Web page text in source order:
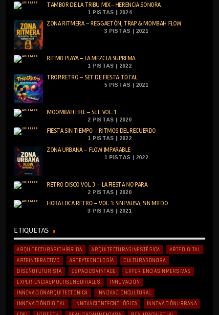
TAMBOR DE LA TRIBU MIX– HERENCIA SONORA
1 PISTAS | 2024
ZONA RITMERA – REGGAETÓN, TRAP & MOMBAH FLOW
3 PISTAS | 2021
RITMO PLAYA – LA MEZCLA SUPREMA
1 PISTAS | 2022
TROPIRETRO – SET DE FIESTA TOTAL
5 PISTAS | 2021
MOOMBAH FIRE – SET VOL. 1
2 PISTAS | 2020
FIESTA SIN TIEMPO – RITMOS DEL RECUERDO
1 PISTAS | 2022
ZONA URBANA – FLOW IMPARABLE
1 PISTAS | 2022
RETRO DISCO VOL. 3 – LA FIESTA NO PARA
2 PISTAS | 2020
HORA LOCA RETRO – VOL. 1: SIN PAUSA, SIN MIEDO
3 PISTAS | 2021
ETIQUETAS
ARQUITECTURABIOHÍBRIDA ARQUITECTURASINESTÉSICA
ARTEDIGITAL
ARTEINTERACTIVO
ARTEYTECNOLOGÍA
CULTURASONORA
DISEÑOFUTURISTA
ESPACIOSVINTAGE
EXPERIENCIASINMERSIVAS
EXPERIENCIASMULTISENSORIALES
INNOVACIÓN
INNOVACIÓNARQUITECTÓNICA
INNOVACIÓNCULTURAL
INNOVACIÓNDIGITAL
INNOVACIÓNTECNOLÓGICA
INNOVACIÓNURBANA